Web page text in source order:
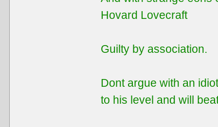
Hovard Lovecraft
Guilty by assoсiation.
Dont argue with an
to his level and will